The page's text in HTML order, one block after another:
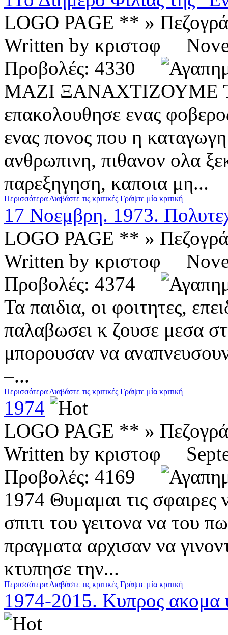
LOGO PAGE ** »
Written by κριστοφ
Προβολές: 4330
ΜΑΖΙ ΞΑΝΑΧΤΙΖΟΥΜΕ
επακολουθησε ενας
ενας πονος που η
ανθρωπινη, πιθανον ολα
παρεξηγηση, καποια μη...
ΠερισσότεραΔιαβάστε τις κριτικές Γράψτε μία κριτική
17 Νοεμβρη. 1973.
LOGO PAGE ** »
Written by κριστοφ
Προβολές: 4374
Τα παιδια, οι φοιτητες,
παλαβωσει κ ζουσε μεσα
μπορουσαν να
–...
ΠερισσότεραΔιαβάστε τις κριτικές Γράψτε μία κριτική
1974
LOGO PAGE ** »
Written by κριστοφ
Προβολές: 4169
1974 Θυμαμαι τις
σπιτι του γειτονα να του
πραγματα αρχισαν να
κτυπησε την...
ΠερισσότεραΔιαβάστε τις κριτικές Γράψτε μία κριτική
1974-2015. Κυπρος ακομα